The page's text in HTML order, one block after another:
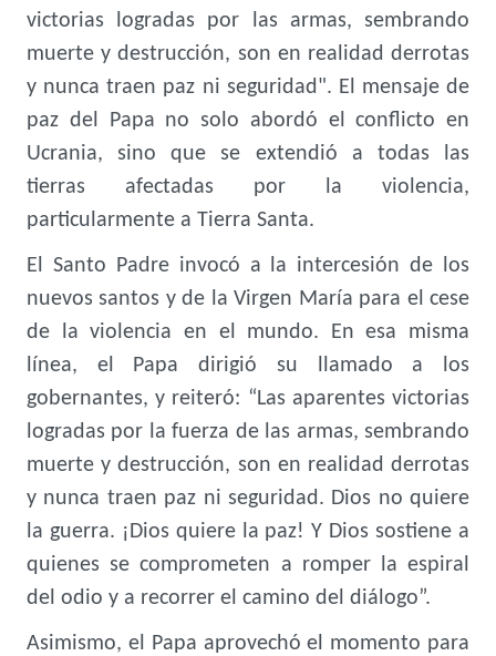
victorias logradas por las armas, sembrando
muerte y destrucción, son en realidad derrotas
y nunca traen paz ni seguridad". El mensaje de
paz del Papa no solo abordó el conflicto en
Ucrania, sino que se extendió a todas las
tierras afectadas por la violencia,
particularmente a Tierra Santa.
El Santo Padre invocó a la intercesión de los
nuevos santos y de la Virgen María para el cese
de la violencia en el mundo. En esa misma
línea, el Papa dirigió su llamado a los
gobernantes, y reiteró: “Las aparentes victorias
logradas por la fuerza de las armas, sembrando
muerte y destrucción, son en realidad derrotas
y nunca traen paz ni seguridad. Dios no quiere
la guerra. ¡Dios quiere la paz! Y Dios sostiene a
quienes se comprometen a romper la espiral
del odio y a recorrer el camino del diálogo”.
Asimismo, el Papa aprovechó el momento para